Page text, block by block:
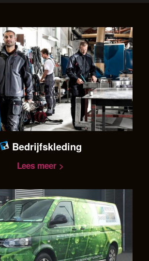
Bedrijfskleding
Lees meer >